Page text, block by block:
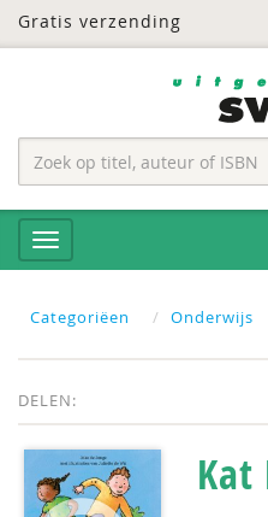
Gratis verzending
Categoriëen Onderwijs
DELEN:
Kat